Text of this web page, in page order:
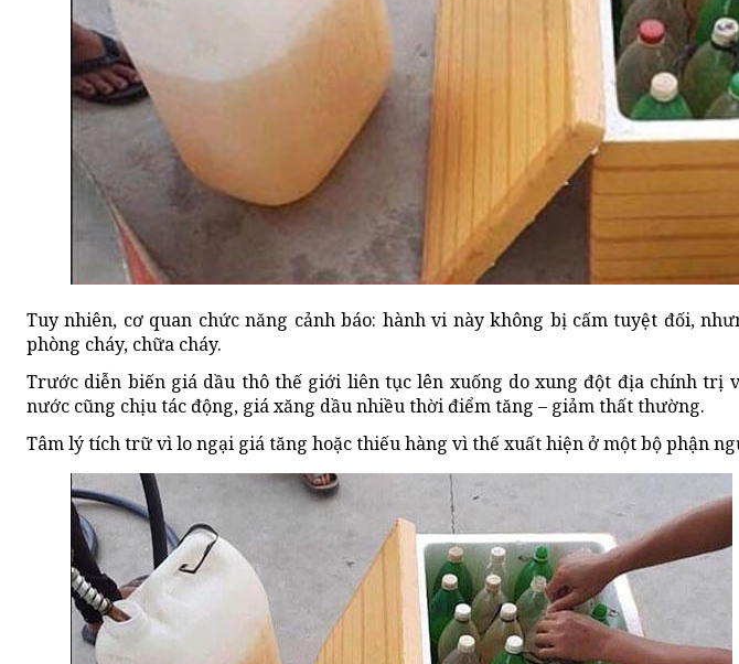
Tuy nhiên, cơ quan chức năng cảnh báo: hành vi này không bị cấm tuyệt đối,
phòng cháy, chữa cháy.
Trước diễn biến giá dầu thô thế giới liên tục lên xuống do xung đột địa chính trị
nước cũng chịu tác động, giá xăng dầu nhiều thời điểm tăng – giảm thất thường.
Tâm lý tích trữ vì lo ngại giá tăng hoặc thiếu hàng vì thế xuất hiện ở một bộ phận